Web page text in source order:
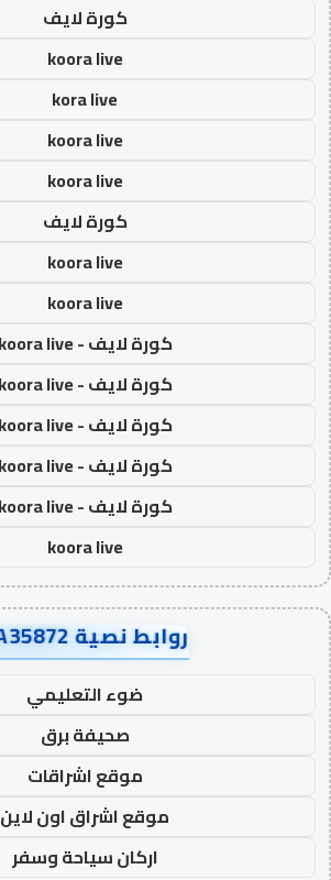
كورة لايف
koora live
kora live
koora live
koora live
كورة لايف
koora live
koora live
كورة لايف - koora live
كورة لايف - koora live
كورة لايف - koora live
كورة لايف - koora live
كورة لايف - koora live
koora live
روابط نصية AA35872
ضوء التعليمي
صحيفة برق
موقع اشراقات
موقع اشراق اون لاين
اركان سياحة وسفر